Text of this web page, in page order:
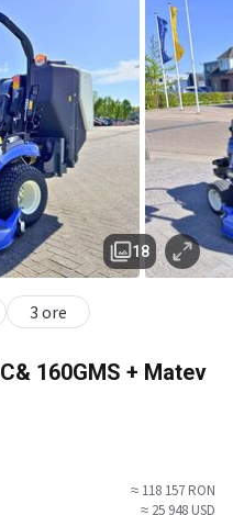
160GMS + Matev
18
3 ore
≈ 118 157 RON
≈ 25 948 USD